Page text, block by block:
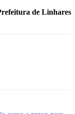
de Linhares